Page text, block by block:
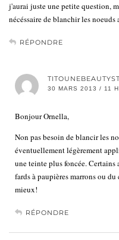
j'aurai juste une petite question,
nécéssaire de blanchir les
RÉPONDRE
30 MARS 2013 / 11
Bonjour Ornella,
Non pas besoin de blancir les
éventuellement légèrement
une teinte plus foncée. Certains
fards à paupières marrons ou
mieux!
RÉPONDRE